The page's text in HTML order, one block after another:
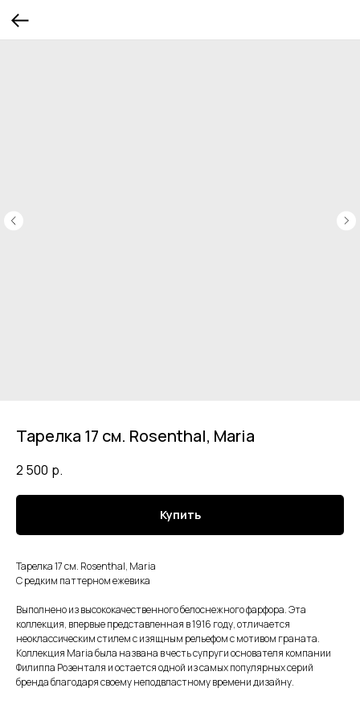
Тарелка 17 см. Rosenthal, Maria
2 500 р.
Купить
Тарелка 17 см. Rosenthal, Maria
С редким паттерном ежевика
Выполнено из высококачественного белоснежного фарфора. Эта
коллекция, впервые представленная в 1916 году, отличается
неоклассическим стилем с изящным рельефом с мотивом граната.
Коллекция Maria была названа в честь супруги основателя компании
Филиппа Розенталя и остается одной из самых популярных серий
бренда благодаря своему неподвластному времени дизайну.